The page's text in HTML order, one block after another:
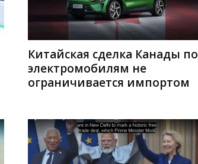
Китайская сделка Канады по
электромобилям не
ограничивается импортом